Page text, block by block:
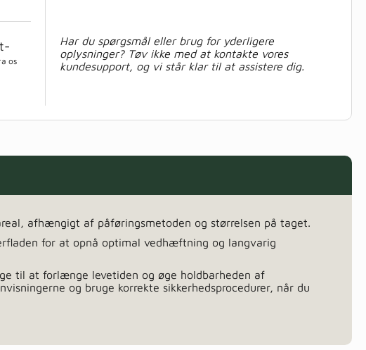
os
Har du spørgsmål eller brug for yderligere
oplysninger? Tøv ikke med at kontakte vores
kundesupport, og vi står klar til at assistere dig.
afhængigt af påføringsmetoden og størrelsen på taget.
for at opnå optimal vedhæftning og langvarig
til at forlænge levetiden og øge holdbarheden af
og bruge korrekte sikkerhedsprocedurer, når du